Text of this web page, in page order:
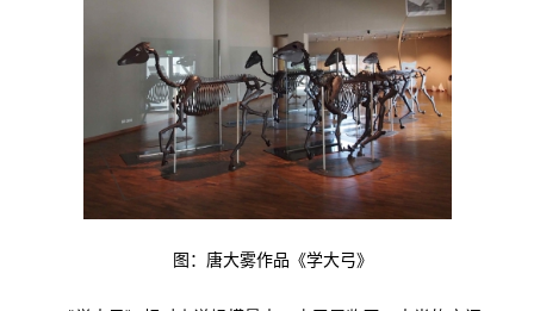
图：唐大雾作品《学大弓》